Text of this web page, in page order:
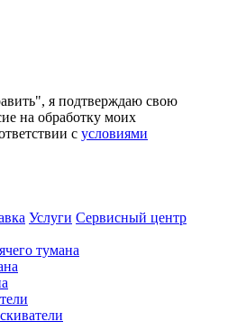
я подтверждаю свою
на обработку моих
с условиями
Услуги Сервисный центр
тумана